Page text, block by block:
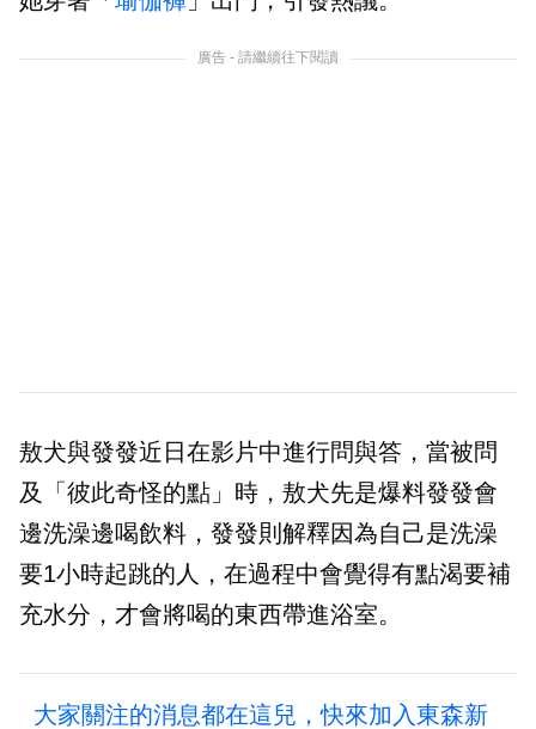
廣告 - 請繼續往下閱讀
敖犬與發發近日在影片中進行問與答，當被問
及「彼此奇怪的點」時，敖犬先是爆料發發會
邊洗澡邊喝飲料，發發則解釋因為自己是洗澡
要1小時起跳的人，在過程中會覺得有點渴要補
充水分，才會將喝的東西帶進浴室。
大家關注的消息都在這兒，快來加入東森新